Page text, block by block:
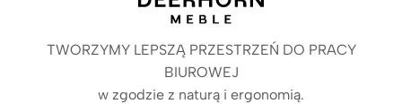
TWORZYMY LEPSZĄ PRZESTRZEŃ DO PRACY
BIUROWEJ
w zgodzie z naturą i ergonomią.